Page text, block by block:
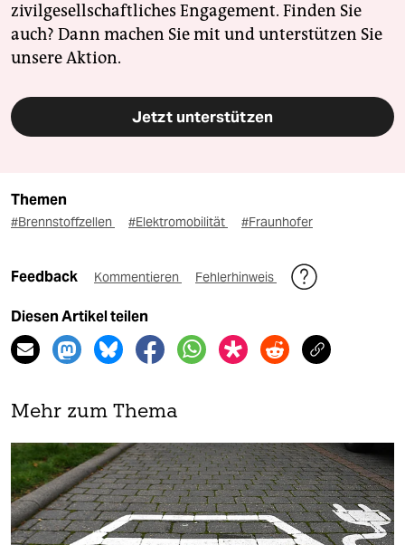
zivilgesellschaftliches Engagement. Finden Sie
auch? Dann machen Sie mit und unterstützen Sie
unsere Aktion.
Jetzt unterstützen
Themen
#Brennstoffzellen #Elektromobilität #Fraunhofer
Feedback Kommentieren Fehlerhinweis
Diesen Artikel teilen
Mehr zum Thema